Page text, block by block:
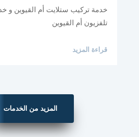
خدمة تركيب ستلايت أم القيوين و
تلفزيون أم القيوين
قراءة المزيد
المزيد من الخدمات